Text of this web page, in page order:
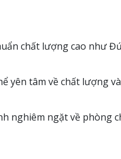
chất lượng cao như
yên tâm về chất lượng
nghiêm ngặt về phòng